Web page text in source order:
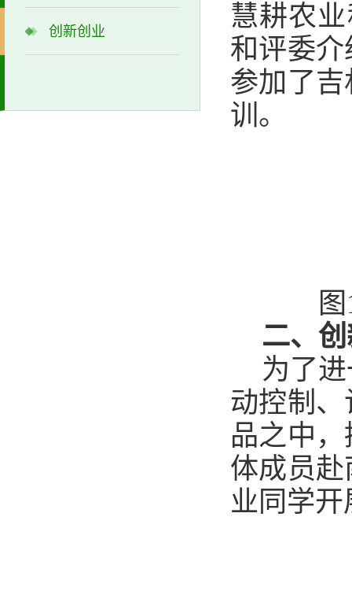
创新创业
慧耕农
和评委
参加了
训。
二、
为了
动控制
品之中
体成员
业同学